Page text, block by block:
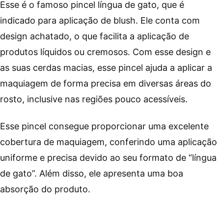
Esse é o famoso pincel língua de gato, que é
indicado para aplicação de blush. Ele conta com
design achatado, o que facilita a aplicação de
produtos líquidos ou cremosos. Com esse design e
as suas cerdas macias, esse pincel ajuda a aplicar a
maquiagem de forma precisa em diversas áreas do
rosto, inclusive nas regiões pouco acessíveis.
Esse pincel consegue proporcionar uma excelente
cobertura de maquiagem, conferindo uma aplicação
uniforme e precisa devido ao seu formato de “língua
de gato”. Além disso, ele apresenta uma boa
absorção do produto.